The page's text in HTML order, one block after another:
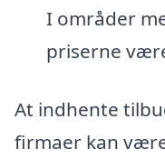
I områder
priserne
At indhente
firmaer kan